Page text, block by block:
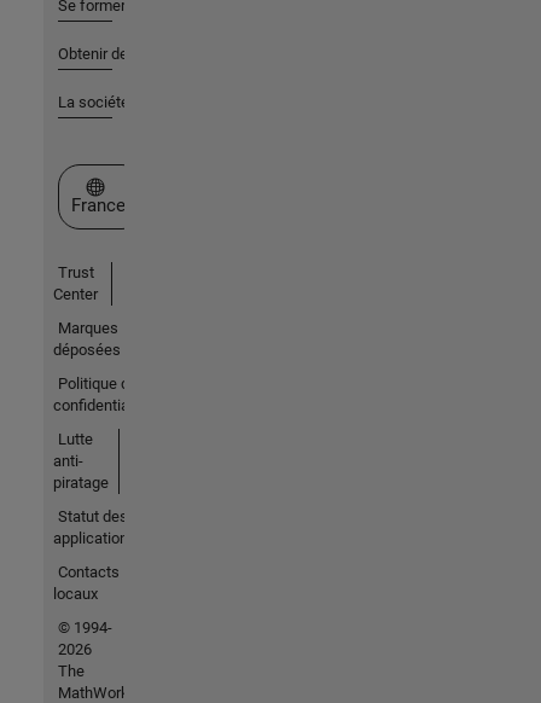
Se former
Obtenir de l'aide
La société
Sélectionner un site web
France
Trust
Center
Marques
déposées
Politique de
confidentialité
Lutte
anti-
piratage
Statut des
applications
Contacts
locaux
© 1994-
2026
The
MathWorks,